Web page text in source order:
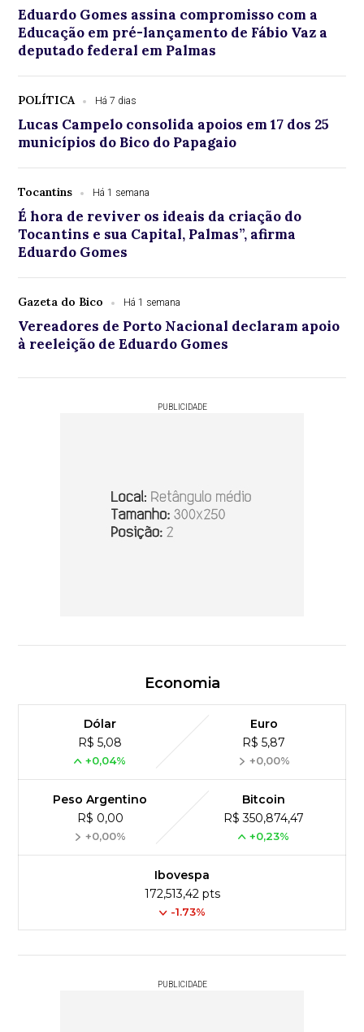
Eduardo Gomes assina compromisso com a
Educação em pré-lançamento de Fábio Vaz a
deputado federal em Palmas
POLÍTICA Há 7 dias
Lucas Campelo consolida apoios em 17 dos 25
municípios do Bico do Papagaio
Tocantins Há 1 semana
É hora de reviver os ideais da criação do
Tocantins e sua Capital, Palmas”, afirma
Eduardo Gomes
Gazeta do Bico Há 1 semana
Vereadores de Porto Nacional declaram apoio
à reeleição de Eduardo Gomes
PUBLICIDADE
Economia
Dólar
R$ 5,08
+0,04%
Euro
R$ 5,87
+0,00%
Peso Argentino
R$ 0,00
+0,00%
Bitcoin
R$ 350,874,47
+0,23%
Ibovespa
172,513,42 pts
-1.73%
PUBLICIDADE